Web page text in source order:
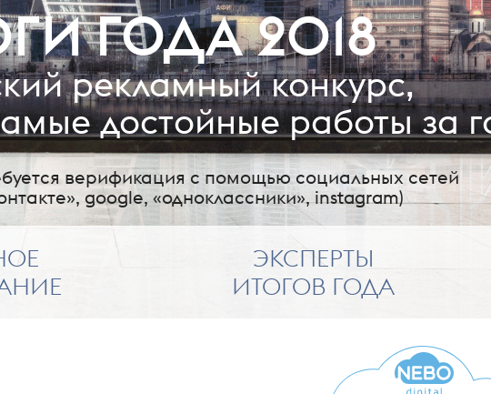
ГОДА 2018
рекламный конкурс,
достойные работы за
верификация с помощью социальных сетей
google, «одноклассники», instagram)
ЭКСПЕРТЫ
ИТОГОВ ГОДА